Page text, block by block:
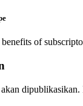
of
dipublikasikan.